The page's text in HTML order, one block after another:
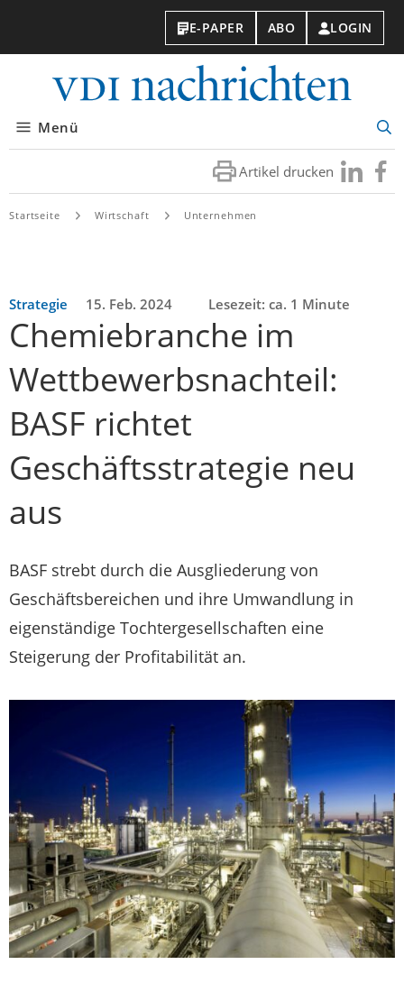
E-PAPER ABO LOGIN
Menü
Artikel drucken Besuchen
Sie
Sie
Startseite Wirtschaft Unternehmen
Strategie 15. Feb. 2024 Lesezeit: ca. 1 Minute
Chemiebranche im
Wettbewerbsnachteil:
BASF richtet
Geschäftsstrategie neu
aus
BASF strebt durch die Ausgliederung von
Geschäftsbereichen und ihre Umwandlung in
eigenständige Tochtergesellschaften eine
Steigerung der Profitabilität an.